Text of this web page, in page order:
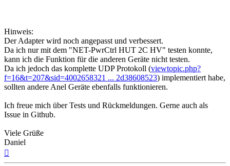
Hinweis:
Der Adapter wird noch angepasst und verbessert.
Da ich nur mit dem "NET-PwrCtrl HUT 2C HV" testen konnte,
kann ich die Funktion für die anderen Geräte nicht testen.
Da ich jedoch das komplette UDP Protokoll (viewtopic.php?
f=16&t=207&sid=4002658321 ... 2d38608523) implementiert habe,
sollten andere Anel Geräte ebenfalls funktionieren.
Ich freue mich über Tests und Rückmeldungen. Gerne auch als
Issue in Github.
Viele Grüße
Daniel